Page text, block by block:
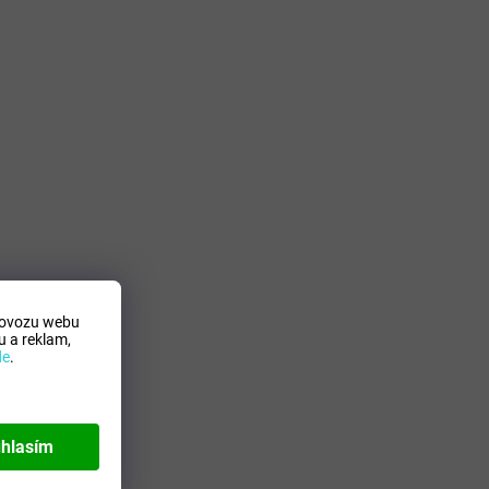
webu
a reklam,
.